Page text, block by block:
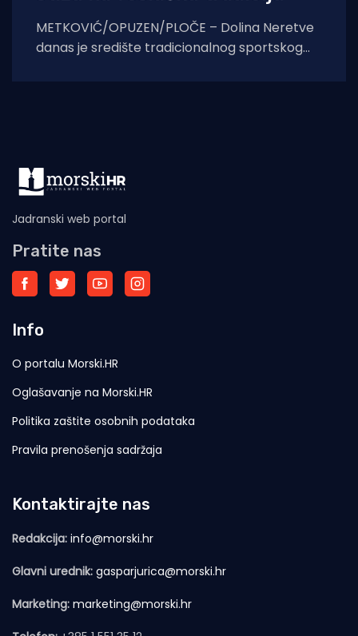
METKOVIĆ/OPUZEN/PLOČE – Dolina Neretve
danas je središte tradicionalnog sportskog
Jadranski web portal
Pratite nas
Info
O portalu Morski.HR
Oglašavanje na Morski.HR
Politika zaštite osobnih podataka
Pravila prenošenja sadržaja
Kontaktirajte nas
Redakcija: info@morski.hr
Glavni urednik: gasparjurica@morski.hr
Marketing: marketing@morski.hr